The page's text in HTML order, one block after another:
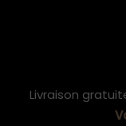
Livraison